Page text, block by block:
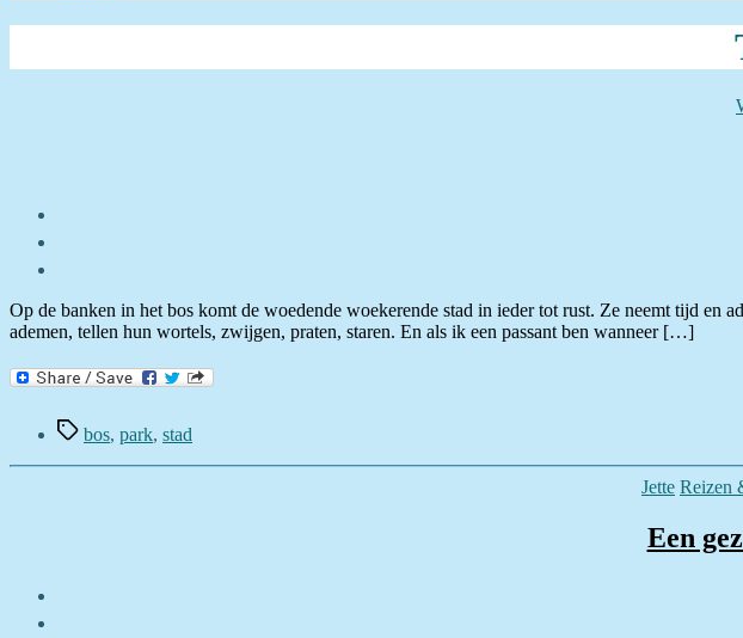
Op de banken in het bos komt de woedende woekerende stad in ieder tot rust. Ze neemt tijd en
ademen, tellen hun wortels, zwijgen, praten, staren. En als ik een passant ben wanneer […]
Tagsbos, park, stad
Jette Reizen
Een